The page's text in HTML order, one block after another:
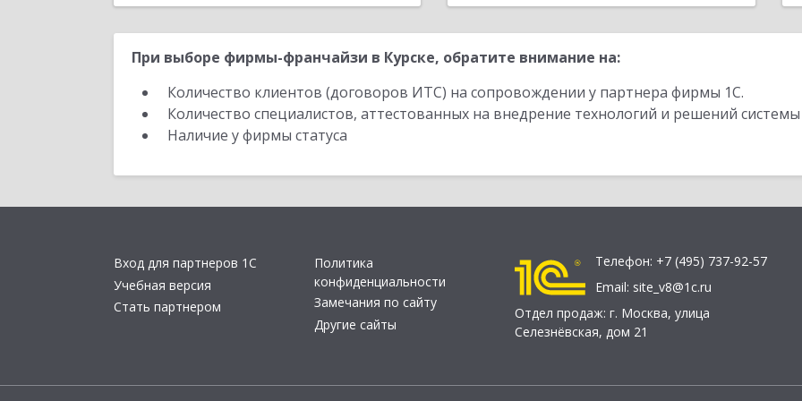
При выборе фирмы-франчайзи в Курске, обратите внимание на:
Количество клиентов (договоров ИТС) на сопровождении у партнера фирмы 1С.
Количество специалистов, аттестованных на внедрение технологий и решений
Наличие у фирмы статуса
Вход для партнеров 1С
Учебная версия
Стать партнером
Политика
конфиденциальности
Замечания по сайту
Другие сайты
Телефон: +7 (495) 737-92-57
Email: site_v8@1c.ru
Отдел продаж: г. Москва, улица
Селезнёвская, дом 21